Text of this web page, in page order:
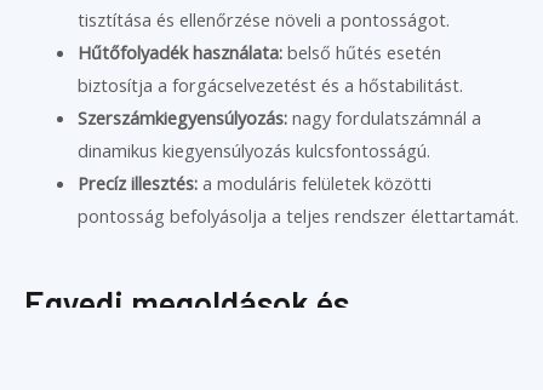
tisztítása és ellenőrzése növeli a pontosságot.
Hűtőfolyadék használata:belső hűtés esetén
biztosítja a forgácselvezetést és a hőstabilitást.
Szerszámkiegyensúlyozás:nagy fordulatszámnál a
dinamikus kiegyensúlyozás kulcsfontosságú.
Precíz illesztés:a moduláris felületek közötti
pontosság befolyásolja a teljes rendszer élettartamát.
Egyedi megoldások és